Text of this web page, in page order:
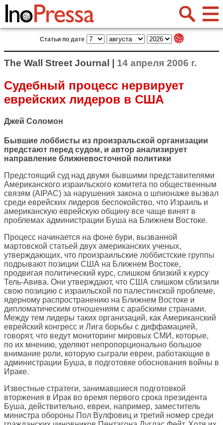
Статьи по дате
The Wall Street Journal | 14 апреля 2006 г.
Судебный процесс нервирует
еврейских лидеров в США
Джей Соломон
Бывшие лоббисты из произральской организации
предстают перед судом, и автор анализирует
направление ближневосточной политики
Предстоящий суд над двумя бывшими представителями
Американского израильского комитета по общественным
связям (AIPAC) за нарушения закона о шпионаже вызвал
среди еврейских лидеров беспокойство, что Израиль и
американскую еврейскую общину все чаще винят в
проблемах администрации Буша на Ближнем Востоке.
Процесс начинается на фоне бури, вызванной
мартовской статьей двух американских ученых,
утверждающих, что произраильские лоббистские группы
подрывают позиции США на Ближнем Востоке,
продвигая политический курс, слишком близкий к курсу
Тель-Авива. Они утверждают, что США слишком сблизили
свою позицию с израильской по палестинской проблеме,
ядерному распространению на Ближнем Востоке и
дипломатическим отношениям с арабскими странами.
Между тем лидеры таких организаций, как Американский
еврейский конгресс и Лига борьбы с диффамацией,
говорят, что ведут мониторинг мировых СМИ, которые,
по их мнению, уделяют непропорционально большое
внимание роли, которую сыграли евреи, работающие в
администрации Буша, в подготовке обоснования войны в
Ираке.
Известные стратеги, занимавшиеся подготовкой
вторжения в Ирак во время первого срока президента
Буша, действительно, евреи, например, заместитель
министра обороны Пол Вулфовиц и третий номер среди